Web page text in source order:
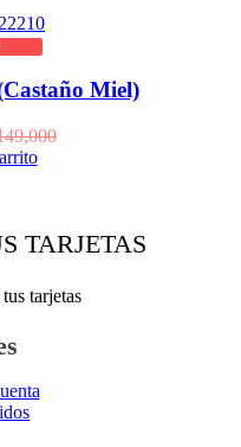
Miel)
Original
TARJETAS